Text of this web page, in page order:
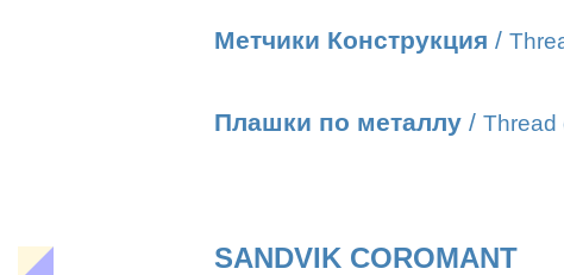
Метчики Конструкция /
Плашки по металлу / Thread
SANDVIK COROMANT